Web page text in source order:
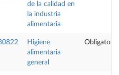
de la calidad en
la industria
alimentaria
Higiene
alimentaria
general
Obligatoria